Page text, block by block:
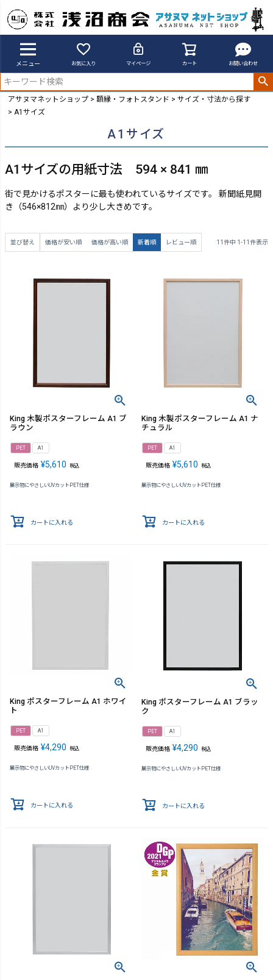
メニュー お気に入り マイページ カート お問い合わせ
アサヌマネットショップ 額縁・フォトスタンド
サイズ・寸法から探す
A1サイズ
A1サイズ
A1サイズの用紙寸法 594 × 841 ㎜
街で見かけるポスターに最も使われているサイズです。 新聞紙見開
き（546×812㎜）より少し大きめです。
並び替え 価格が安い順 価格が高い順 新着順 レビュー順 11 件中 1 -11 件表示
King 木製ポスターフレーム A1 ブ
ラウン
PET A1
販売価格 ¥5,610 税込
展示物にやさしいUVカットPET仕様
カートに入れる
King 木製ポスターフレーム A1 ナ
チュラル
PET A1
販売価格 ¥5,610 税込
展示物にやさしいUVカットPET仕様
カートに入れる
King ポスターフレーム A1 ホワイ
ト
PET A1
販売価格 ¥4,290 税込
展示物にやさしいUVカットPET仕様
カートに入れる
King ポスターフレーム A1 ブラッ
ク
PET A1
販売価格 ¥4,290 税込
展示物にやさしいUVカットPET仕様
カートに入れる